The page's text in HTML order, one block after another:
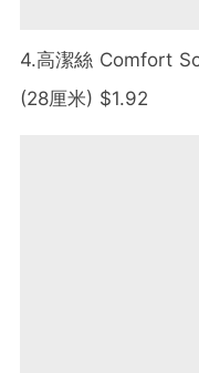
4.高潔絲 Comfort
(28厘米) $1.92